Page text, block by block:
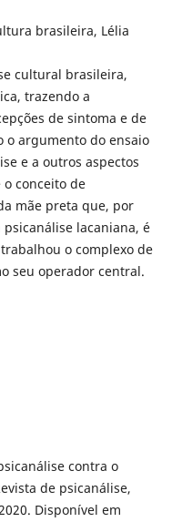
brasileira, Lélia
cultural brasileira,
trazendo a
de sintoma e de
o argumento do ensaio
e a outros aspectos
conceito de
mãe preta que, por
lacaniana, é
o complexo de
seu operador central.
contra o
de psicanálise,
Disponível em